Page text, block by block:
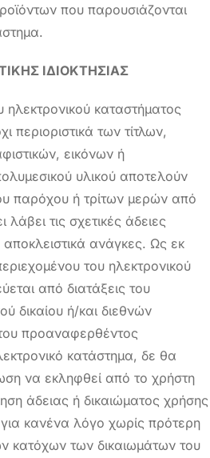
που παρουσιάζονται
ΙΔΙΟΚΤΗΣΙΑΣ
καταστήματος
περιοριστικά των τίτλων,
εικόνων ή
υλικού αποτελούν
παρόχου ή τρίτων μερών από
τις σχετικές άδειες
αποκλειστικά ανάγκες. Ως εκ
του ηλεκτρονικού
από διατάξεις του
δικαίου ή/και διεθνών
προαναφερθέντος
κατάστημα, δε θα
να εκληφθεί από το χρήστη
άδειας ή δικαιώματος χρήσης
κανένα λόγο χωρίς πρότερη
κατόχων των δικαιωμάτων του